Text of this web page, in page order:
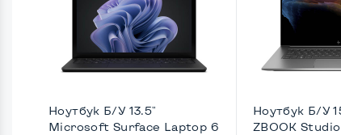
Ноутбук Б/У 13.5"
Microsoft Surface Laptop 6
Ноутбук Б/У
ZBOOK